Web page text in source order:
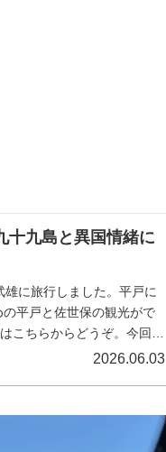
十九島と異国情緒に
に旅行しました。平戸に
平戸と佐世保の観光がで
こちらからどうぞ。今回訪
2026.06.03